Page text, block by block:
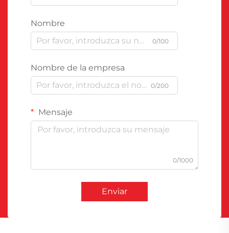
Nombre
0/100
Nombre de la empresa
0/200
Mensaje
0/1000
Enviar